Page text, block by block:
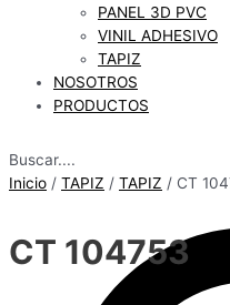
PANEL 3D PVC
VINIL ADHESIVO
TAPIZ
NOSOTROS
PRODUCTOS
Buscar....
Inicio / TAPIZ / TAPIZ / CT
CT 104753